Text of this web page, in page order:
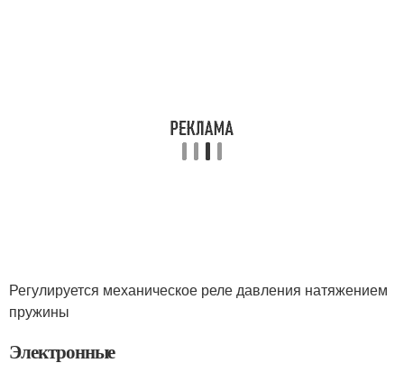
Регулируется механическое реле давления натяжением
пружины
Электронные